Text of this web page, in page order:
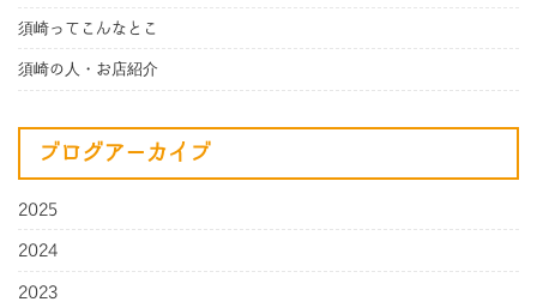
須崎ってこんなとこ
須崎の人・お店紹介
ブログアーカイブ
2025
2024
2023